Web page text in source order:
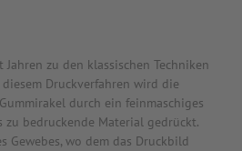
zu den klassischen Techniken
Druckverfahren wird die
durch ein feinmaschiges
zu bedruckende Material gedrückt.
Gewebes, wo dem das Druckbild